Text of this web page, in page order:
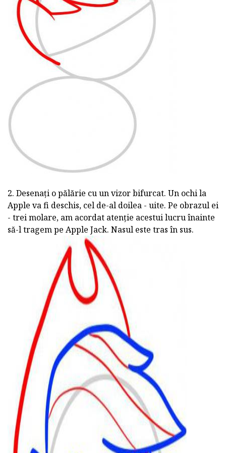
2. Desenați o pălărie cu un vizor bifurcat. Un ochi la
Apple va fi deschis, cel de-al doilea - uite. Pe obrazul ei
- trei molare, am acordat atenție acestui lucru înainte
să-l tragem pe Apple Jack. Nasul este tras în sus.